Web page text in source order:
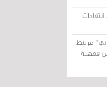
مرتبط
فقهية